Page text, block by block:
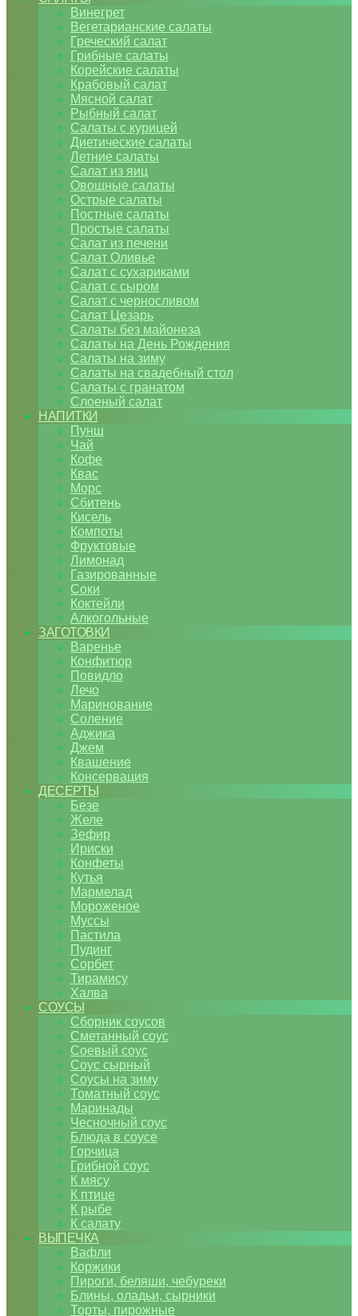
Винегрет
Вегетарианские салаты
Греческий салат
Грибные салаты
Корейские салаты
Крабовый салат
Мясной салат
Рыбный салат
Салаты с курицей
Диетические салаты
Летние салаты
Салат из яиц
Овощные салаты
Острые салаты
Постные салаты
Простые салаты
Салат из печени
Салат Оливье
Салат с сухариками
Салат с сыром
Салат с черносливом
Салат Цезарь
Салаты без майонеза
Салаты на День Рождения
Салаты на зиму
Салаты на свадебный стол
Салаты с гранатом
Слоеный салат
НАПИТКИ
Пунш
Чай
Кофе
Квас
Морс
Сбитень
Кисель
Компоты
Фруктовые
Лимонад
Газированные
Соки
Коктейли
Алкогольные
ЗАГОТОВКИ
Варенье
Конфитюр
Повидло
Лечо
Маринование
Соление
Аджика
Джем
Квашение
Консервация
ДЕСЕРТЫ
Безе
Желе
Зефир
Ириски
Конфеты
Кутья
Мармелад
Мороженое
Муссы
Пастила
Пудинг
Сорбет
Тирамису
Халва
СОУСЫ
Сборник соусов
Сметанный соус
Соевый соус
Соус сырный
Соусы на зиму
Томатный соус
Маринады
Чесночный соус
Блюда в соусе
Горчица
Грибной соус
К мясу
К птице
К рыбе
К салату
ВЫПЕЧКА
Вафли
Коржики
Пироги, беляши, чебуреки
Блины, оладьи, сырники
Торты, пирожные